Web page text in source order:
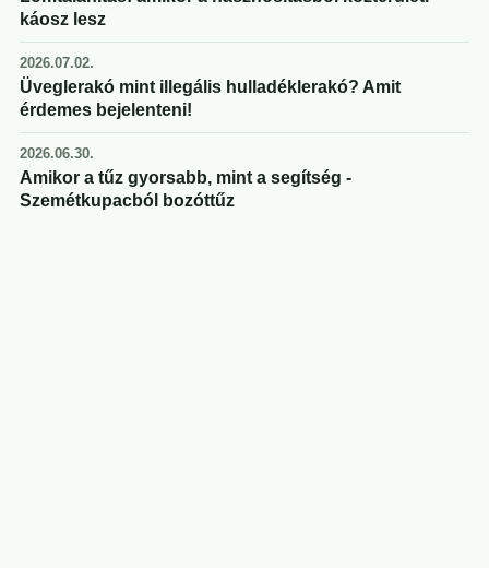
káosz lesz
2026.07.02.
Üveglerakó mint illegális hulladéklerakó? Amit
érdemes bejelenteni!
2026.06.30.
Amikor a tűz gyorsabb, mint a segítség -
Szemétkupacból bozóttűz